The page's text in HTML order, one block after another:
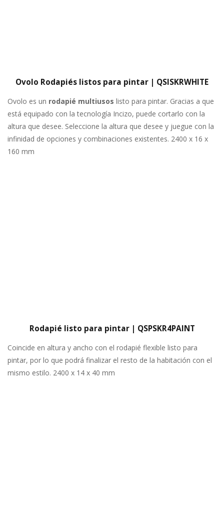
Ovolo Rodapiés listos para pintar | QSISKRWHITE
Ovolo es un rodapié multiusos listo para pintar. Gracias a que
está equipado con la tecnología Incizo, puede cortarlo con la
altura que desee. Seleccione la altura que desee y juegue con la
infinidad de opciones y combinaciones existentes. 2400 x 16 x
160 mm
Rodapié listo para pintar | QSPSKR4PAINT
Coincide en altura y ancho con el rodapié flexible listo para
pintar, por lo que podrá finalizar el resto de la habitación con el
mismo estilo. 2400 x 14 x 40 mm